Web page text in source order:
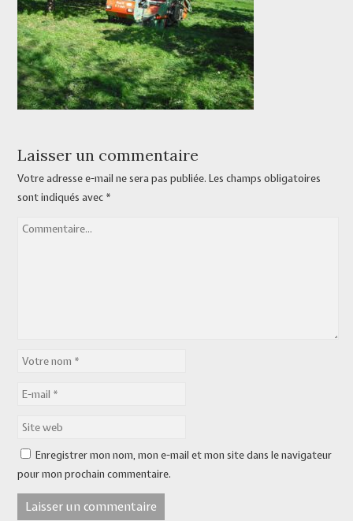
Laisser un commentaire
Votre adresse e-mail ne sera pas publiée. Les champs obligatoires
sont indiqués avec *
Enregistrer mon nom, mon e-mail et mon site dans le navigateur
pour mon prochain commentaire.